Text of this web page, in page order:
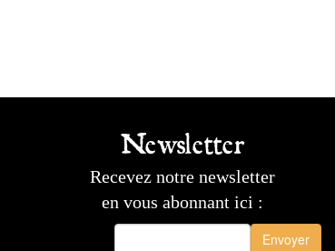
Newsletter
Recevez notre newsletter
en vous abonnant ici :
Envoyer